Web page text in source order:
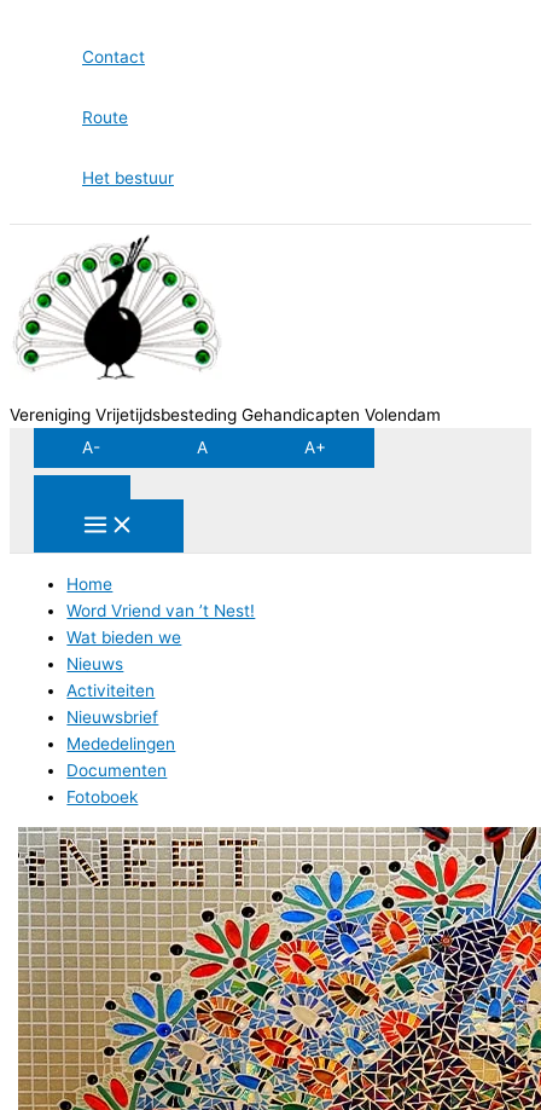
Contact
Route
Het bestuur
Vereniging Vrijetijdsbesteding Gehandicapten Volendam
A-
A A+
Home
Word Vriend van ’t Nest!
Wat bieden we
Nieuws
Activiteiten
Nieuwsbrief
Mededelingen
Documenten
Fotoboek